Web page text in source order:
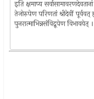
इति क्षमाप्य
तेजोरुपेण परिणतां श्रीदेवीं पूर्ववत्
पुनरात्माभिन्नसंविद्रूपेण